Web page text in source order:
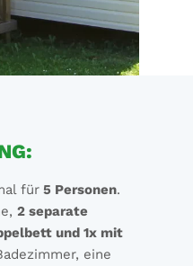
für 5 Personen.
2 separate
und 1x mit
eine